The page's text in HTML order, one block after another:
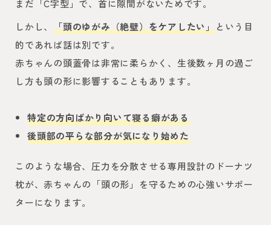
まだ「C字型」で、首に隙間がないためです。
しかし、 「頭のゆがみ（絶壁）をケアしたい」という目
的であれば話は別です。
赤ちゃんの頭蓋骨は非常に柔らかく、生後数ヶ月の過ご
し方も頭の形に影響することもあります。
特定の方向ばかり向いて寝る癖がある
後頭部の平らな部分が気になり始めた
このような場合、圧力を分散させる専用設計のドーナツ
枕が、赤ちゃんの「頭の形」を守るための心強いサポー
ターになります。